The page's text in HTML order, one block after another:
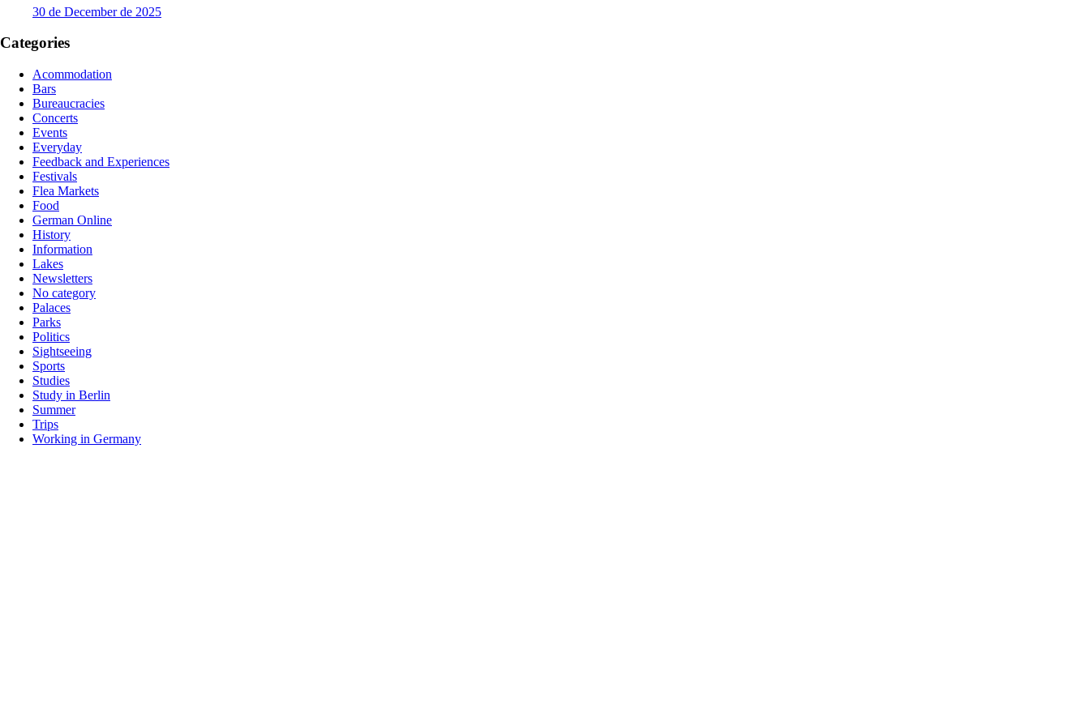
30 de December de 2025
Categories
Acommodation
Bars
Bureaucracies
Concerts
Events
Everyday
Feedback and Experiences
Festivals
Flea Markets
Food
German Online
History
Information
Lakes
Newsletters
No category
Palaces
Parks
Politics
Sightseeing
Sports
Studies
Study in Berlin
Summer
Trips
Working in Germany